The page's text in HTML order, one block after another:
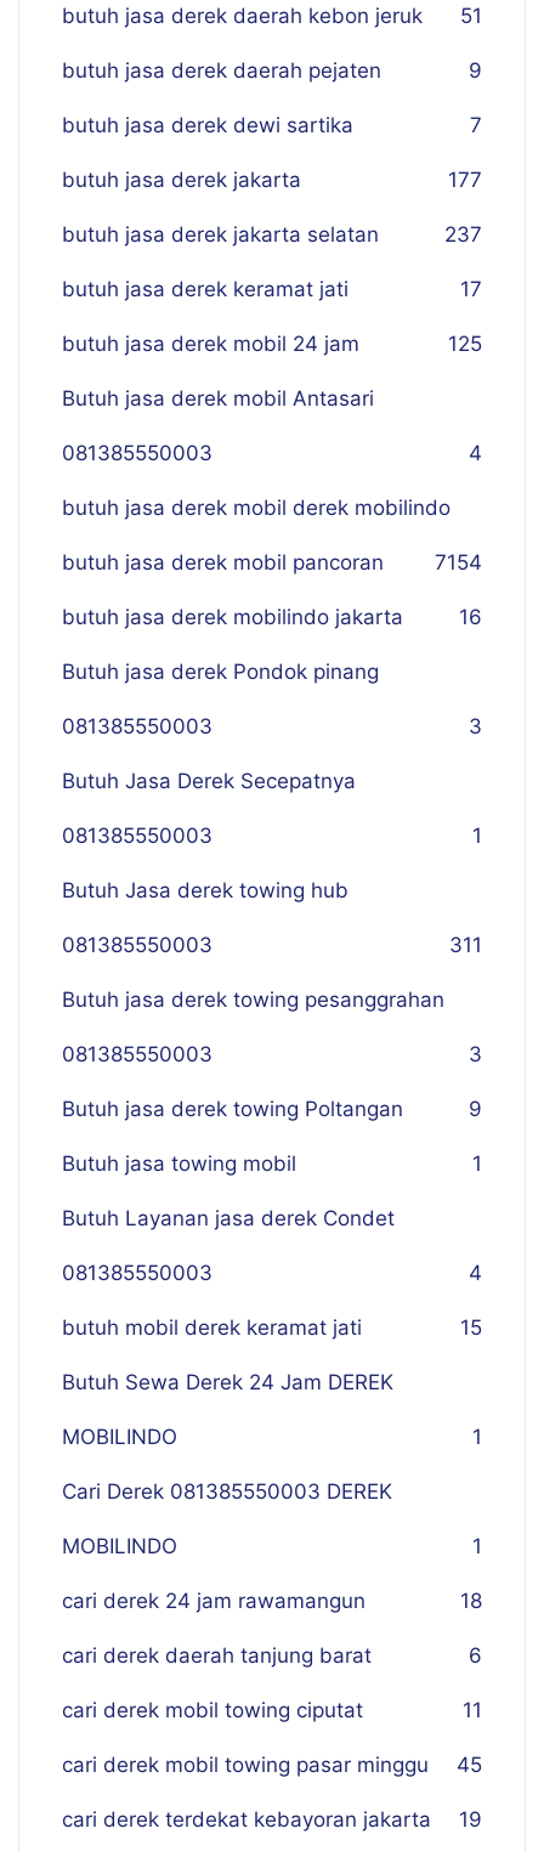
butuh jasa derek daerah kebon jeruk 51
butuh jasa derek daerah pejaten 9
butuh jasa derek dewi sartika 7
butuh jasa derek jakarta 177
butuh jasa derek jakarta selatan 237
butuh jasa derek keramat jati 17
butuh jasa derek mobil 24 jam 125
Butuh jasa derek mobil Antasari
081385550003 4
butuh jasa derek mobil derek mobilindo
154
butuh jasa derek mobil pancoran 7
butuh jasa derek mobilindo jakarta 16
Butuh jasa derek Pondok pinang
081385550003 3
Butuh Jasa Derek Secepatnya
081385550003 1
Butuh Jasa derek towing hub
081385550003 311
Butuh jasa derek towing pesanggrahan
081385550003 3
Butuh jasa derek towing Poltangan 9
Butuh jasa towing mobil 1
Butuh Layanan jasa derek Condet
081385550003 4
butuh mobil derek keramat jati 15
Butuh Sewa Derek 24 Jam DEREK
MOBILINDO 1
Cari Derek 081385550003 DEREK
MOBILINDO 1
cari derek 24 jam rawamangun 18
cari derek daerah tanjung barat 6
cari derek mobil towing ciputat 11
cari derek mobil towing pasar minggu 45
cari derek terdekat kebayoran jakarta 19